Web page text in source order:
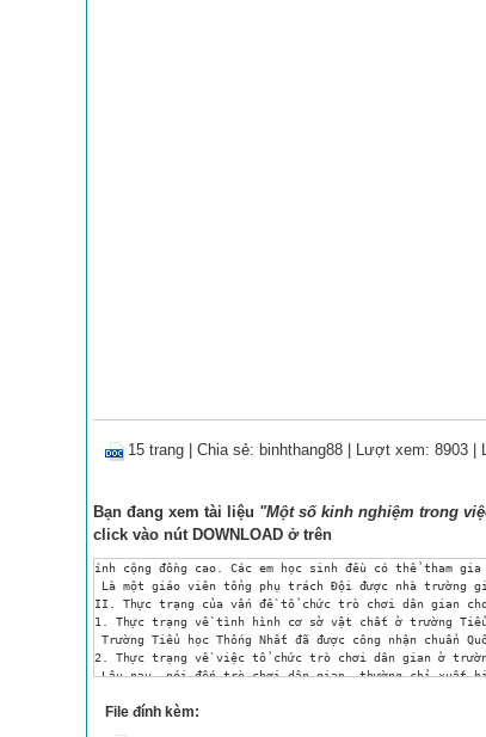
15 trang Chia sẻ: binhthang88 | Lượt xem: 8903 |
Bạn đang xem tài liệu "Một số kinh nghiệm trong
click vào nút DOWNLOAD ở trên
ính cộng đồng cao. Các em học sinh đều có thể tham gia và tham gia một cách nhiệt tình. Bởi chính trò chơi dân gian đã mang tính thân thiện vả lại không phải đầu tư tốn kém tiền của, không mang tính phân biệt giầu nghèo giữa các em. Thông qua những trò chơi dân gian mà các em rất dễ dàng làm thân và kết bạn với nhau. Đúng như PGS. TS Nguyễn Văn Huy, giám đốc bảo tàng dân tộc học Việt Nam đã nói: “ Cuộc sống đối với trẻ em không thể thiếu
File đính kèm: